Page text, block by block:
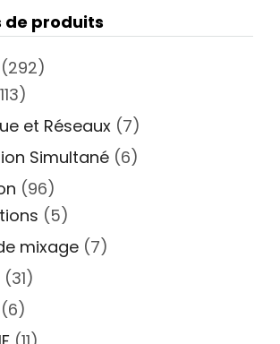
de produits
(292)
et Réseaux (7)
Simultané (6)
(96)
(5)
mixage (7)
(31)
(6)